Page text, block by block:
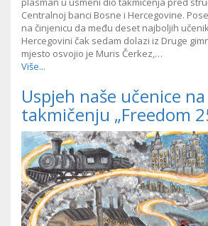
Centralnoj banci Bosne i Hercegovine.
na činjenicu da među deset najboljih
Hercegovini čak sedam dolazi iz Druge
mjesto osvojio je Muris Čerkez,…
Više...
Uspjeh naše učenice
takmičenju „Freedom